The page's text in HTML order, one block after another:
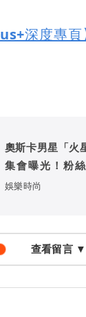
深度專
奧斯卡男星「火
集會曝光！粉
拜 邪教疑雲再起
娛樂時尚
查看留言 ▼